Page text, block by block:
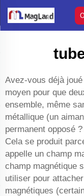
Avez-vous déjà
moyen pour que
ensemble, même
métallique (un
permanent opposé
Cela se produit
appelle un champ
champ magnétique
utiliser pour
magnétiques